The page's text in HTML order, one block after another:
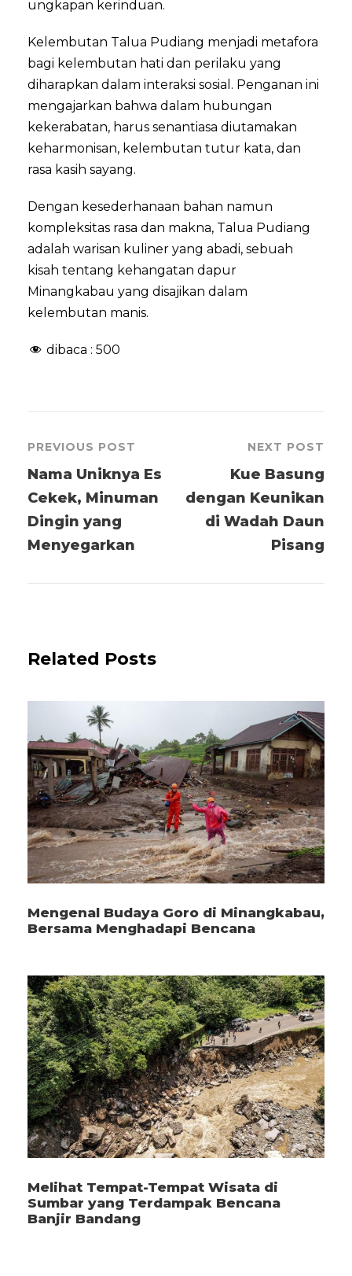
ungkapan kerinduan.
Kelembutan Talua Pudiang menjadi metafora
bagi kelembutan hati dan perilaku yang
diharapkan dalam interaksi sosial. Penganan ini
mengajarkan bahwa dalam hubungan
kekerabatan, harus senantiasa diutamakan
keharmonisan, kelembutan tutur kata, dan
rasa kasih sayang.
Dengan kesederhanaan bahan namun
kompleksitas rasa dan makna, Talua Pudiang
adalah warisan kuliner yang abadi, sebuah
kisah tentang kehangatan dapur
Minangkabau yang disajikan dalam
kelembutan manis.
dibaca : 500
PREVIOUS POST
Nama Uniknya Es
Cekek, Minuman
Dingin yang
Menyegarkan
NEXT POST
Kue Basung
dengan Keunikan
di Wadah Daun
Pisang
Related Posts
Mengenal Budaya Goro di Minangkabau,
Bersama Menghadapi Bencana
Melihat Tempat-Tempat Wisata di
Sumbar yang Terdampak Bencana
Banjir Bandang